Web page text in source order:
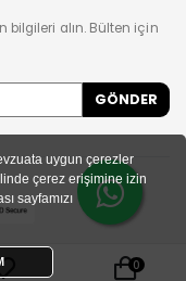
uygun çerezler
çerez erişimine izin
sayfamızı
bilgileri alın. Bülten için
0